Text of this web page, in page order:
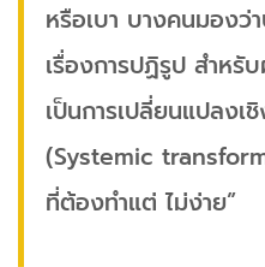
หรือเบา บางคนมองว่
เรื่องการปฏิรูป สำหรั
เป็นการเปลี่ยนแปลงเ
(Systemic
ที่ต้องทำแต่ ไม่ง่าย”